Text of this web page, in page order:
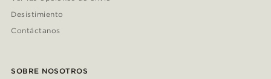
Desistimiento
Contáctanos
SOBRE NOSOTROS